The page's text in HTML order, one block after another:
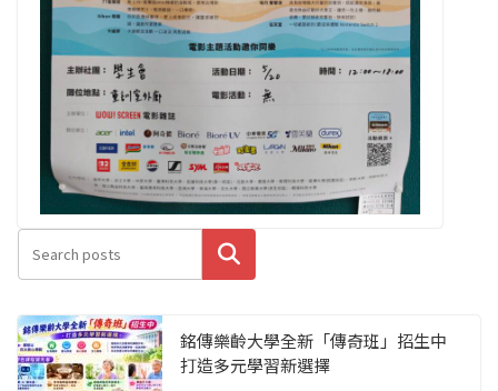
搜尋
銘傳樂齡大學全新「傳奇班」招生中
打造多元學習新選擇